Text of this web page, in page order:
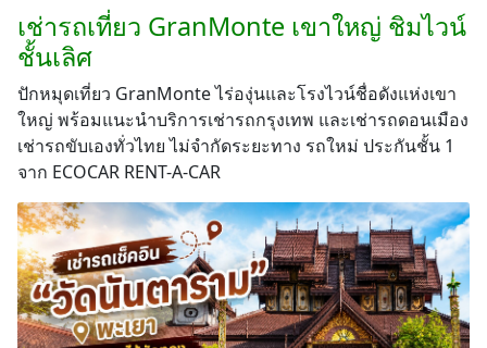
เช่ารถเที่ยว GranMonte เขาใหญ่ ชิมไวน์
ชั้นเลิศ
ปักหมุดเที่ยว GranMonte ไร่องุ่นและโรงไวน์ชื่อดังแห่งเขา
ใหญ่ พร้อมแนะนำบริการเช่ารถกรุงเทพ และเช่ารถดอนเมือง
เช่ารถขับเองทั่วไทย ไม่จำกัดระยะทาง รถใหม่ ประกันชั้น 1
จาก ECOCAR RENT-A-CAR